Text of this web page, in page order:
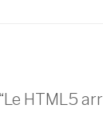
HTML5